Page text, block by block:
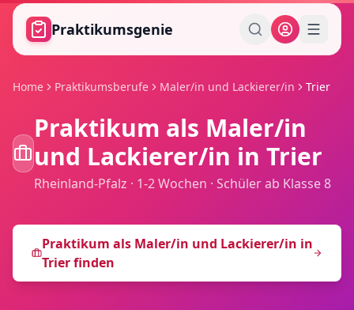
Zum Hauptinhalt springen
Praktikumsgenie
Home Praktikumsberufe Maler/in und Lackierer/in Trier
Praktikum als Maler/in
und Lackierer/in in Trier
Rheinland-Pfalz · 1-2 Wochen · Schüler ab Klasse 8
Praktikum als Maler/in und Lackierer/in in
Trierfinden